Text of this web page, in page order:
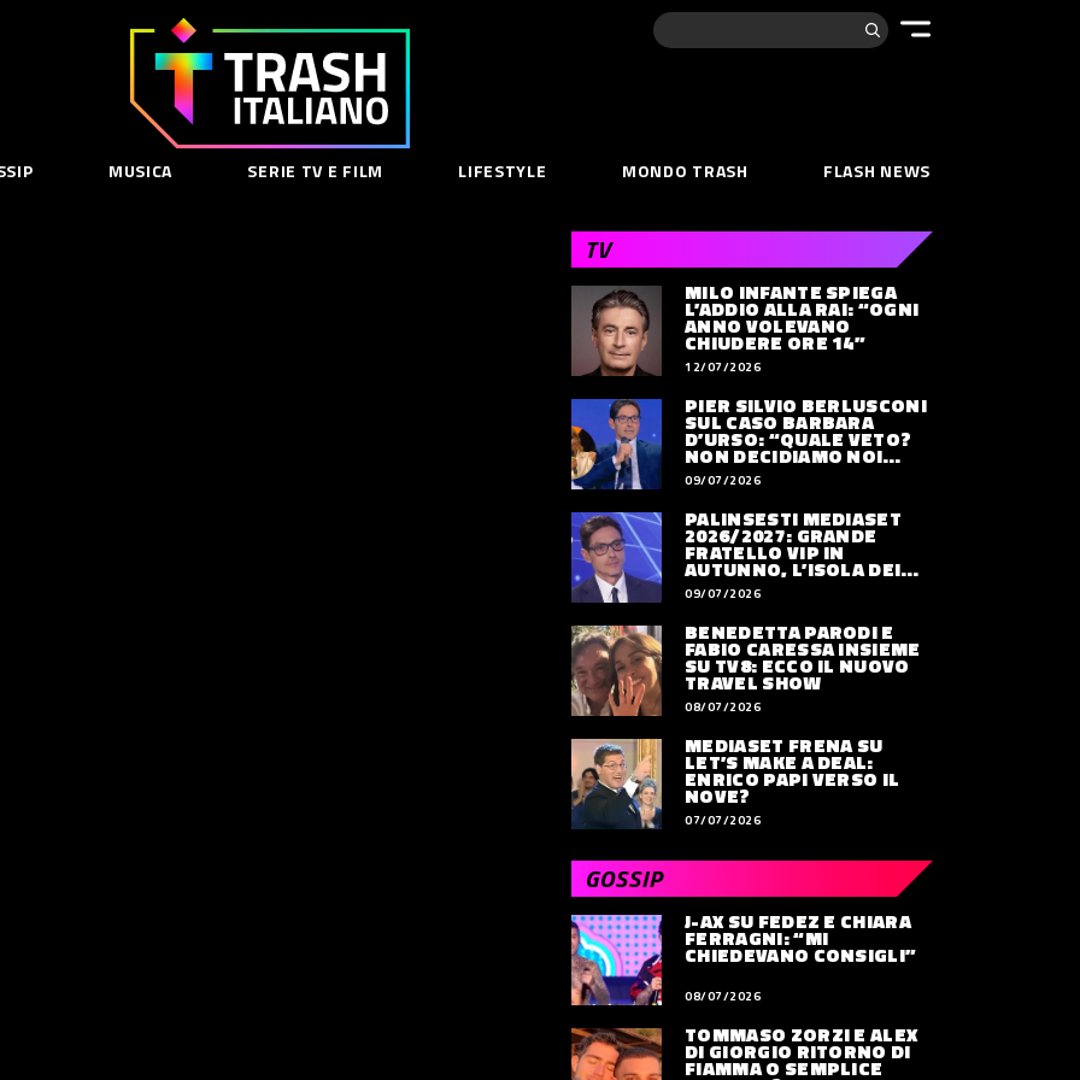
Cerca:
Trash
Italiano
MUSICA SERIE TV E FILM LIFESTYLE MONDO TRASH FLASH NEWS
TV
MILO INFANTE SPIEGA
L’ADDIO ALLA RAI: “OGNI
ANNO VOLEVANO
CHIUDERE ORE 14”
12/07/2026
PIER SILVIO BERLUSCONI
SUL CASO BARBARA
D’URSO: “QUALE VETO?
NON DECIDIAMO NOI
DOVE LAVORERÀ”
09/07/2026
PALINSESTI MEDIASET
2026/2027: GRANDE
FRATELLO VIP IN
AUTUNNO, L’ISOLA DEI
FAMOSI SLITTA AL 2027
09/07/2026
BENEDETTA PARODI E
FABIO CARESSA INSIEME
SU TV8: ECCO IL NUOVO
TRAVEL SHOW
08/07/2026
MEDIASET FRENA SU
LET’S MAKE A DEAL:
ENRICO PAPI VERSO IL
NOVE?
07/07/2026
GOSSIP
J-AX SU FEDEZ E CHIARA
FERRAGNI: “MI
CHIEDEVANO CONSIGLI”
08/07/2026
TOMMASO ZORZI E ALEX
DI GIORGIO RITORNO DI
FIAMMA O SEMPLICE